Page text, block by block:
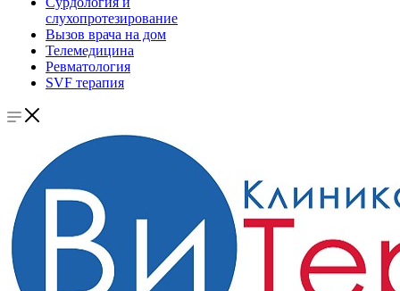
слухопротезирование
Вызов врача на дом
Телемедицина
Ревматология
SVF терапия